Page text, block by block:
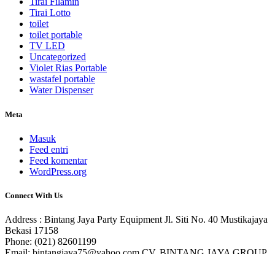
Tirai Lotto
toilet
toilet portable
TV LED
Uncategorized
Violet Rias Portable
wastafel portable
Water Dispenser
Meta
Masuk
Feed entri
Feed komentar
WordPress.org
Connect With Us
Address : Bintang Jaya Party Equipment Jl. Siti No. 40 Mustikajaya
Bekasi 17158
Phone: (021) 82601199